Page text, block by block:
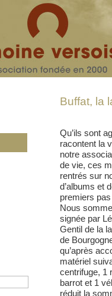
Buffat, la
Qu’ils sont
racontent la
notre
de vie, ces
rentrés sur
d’albums et
premiers
Nous
signée par
Gentil de la
de
qu’après
matériel
centrifuge, 1
barrot et 1
réduit la